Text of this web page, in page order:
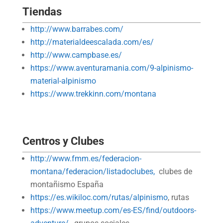
Tiendas
http://www.barrabes.com/
http://materialdeescalada.com/es/
http://www.campbase.es/
https://www.aventuramania.com/9-alpinismo-
material-alpinismo
https://www.trekkinn.com/montana
Centros y Clubes
http://www.fmm.es/federacion-
montana/federacion/listadoclubes,clubes de
montañismo España
https://es.wikiloc.com/rutas/alpinismo, rutas
https://www.meetup.com/es-ES/find/outdoors-